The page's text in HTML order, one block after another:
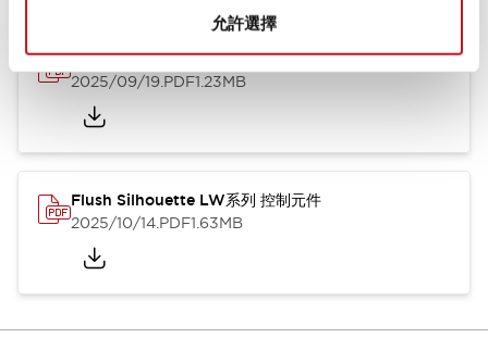
允許選擇
Flush Silhouette LW系列 控制元件 (英文版)
2025/09/19.PDF1.23MB
Flush Silhouette LW系列 控制元件
2025/10/14.PDF1.63MB